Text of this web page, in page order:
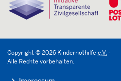
Copyright ©2026 Kindernothilfe e.V.-
Alle Rechte vorbehalten.